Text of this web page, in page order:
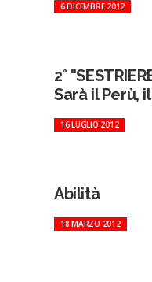
6 DICEMBRE 2012
2°
Sarà il Perù,
16 LUGLIO 2012
Abilità
18 MARZO 2012